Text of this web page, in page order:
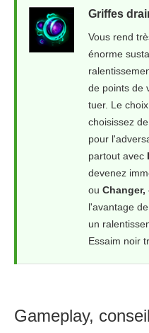
Griffes
Vous rend
énorme
de points de
tuer. Le
choisissez
pour
partout avec
devenez
ou
l'avantage
un
Essaim noir
Gameplay,